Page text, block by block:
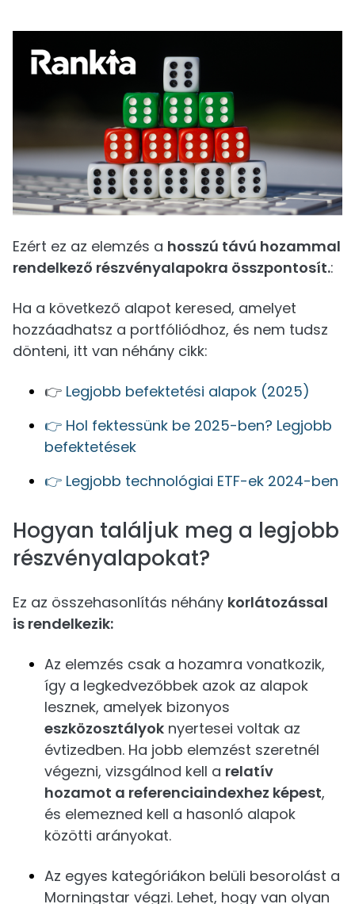
Ezért ez az elemzés a hosszú távú hozammal
rendelkező részvényalapokra összpontosít.:
Ha a következő alapot keresed, amelyet
hozzáadhatsz a portfóliódhoz, és nem tudsz
dönteni, itt van néhány cikk:
👉 Legjobb befektetési alapok (2025)
👉 Hol fektessünk be 2025-ben? Legjobb
befektetések
👉 Legjobb technológiai ETF-ek 2024-ben
Hogyan találjuk meg a legjobb
részvényalapokat?
Ez az összehasonlítás néhány korlátozással
is rendelkezik:
Az elemzés csak a hozamra vonatkozik,
így a legkedvezőbbek azok az alapok
lesznek, amelyek bizonyos
eszközosztályok nyertesei voltak az
évtizedben. Ha jobb elemzést szeretnél
végezni, vizsgálnod kell a relatív
hozamot a referenciaindexhez képest,
és elemezned kell a hasonló alapok
közötti arányokat.
Az egyes kategóriákon belüli besorolást a
Morningstar végzi. Lehet, hogy van olyan